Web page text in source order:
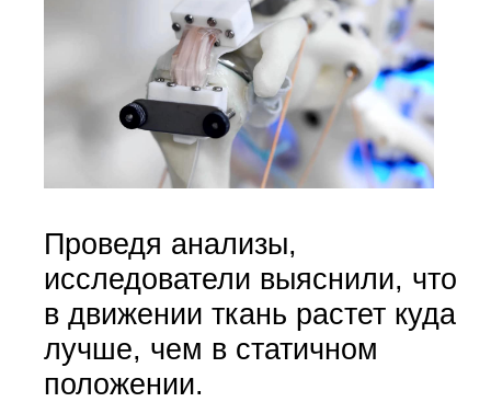
Проведя анализы,
исследователи выяснили, что
в движении ткань растет куда
лучше, чем в статичном
положении.